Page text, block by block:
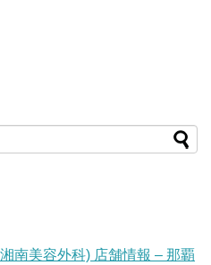
南美容外科) 店舗情報 – 那覇